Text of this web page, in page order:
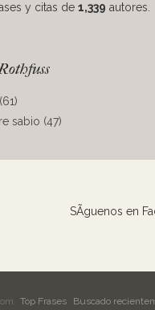
y citas de 1,339 autores.
sabio (47)
SÃ­guenos en
Top Frases Buscado